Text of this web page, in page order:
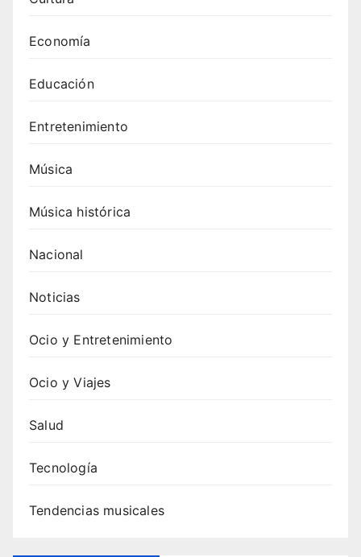
Economía
Educación
Entretenimiento
Música
Música histórica
Nacional
Noticias
Ocio y Entretenimiento
Ocio y Viajes
Salud
Tecnología
Tendencias musicales